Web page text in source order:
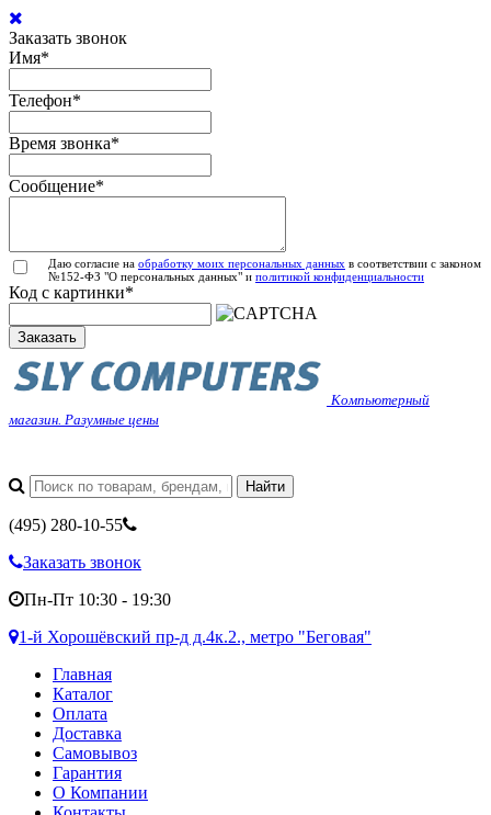
Заказать звонок
Имя*
Телефон*
Время звонка*
Сообщение*
Даю согласие на обработку моих персональных данных в соответствии с законом
№152-ФЗ "О персональных данных" и политикой конфиденциальности
Код с картинки*
Заказать
Компьютерный
магазин. Разумные цены
(495) 280-10-55
Заказать звонок
Пн-Пт 10:30 - 19:30
1-й Хорошёвский пр-д д.4к.2., метро "Беговая"
Главная
Каталог
Оплата
Доставка
Самовывоз
Гарантия
О Компании